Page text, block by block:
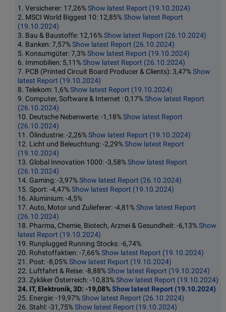
1. Versicherer: 17,26%Show latest Report (19.10.2024)
2. MSCI World Biggest 10: 12,85%Show latest Report
(19.10.2024)
3. Bau & Baustoffe: 12,16%Show latest Report (26.10.2024)
4. Banken: 7,57%Show latest Report (26.10.2024)
5. Konsumgüter: 7,3%Show latest Report (19.10.2024)
6. Immobilien: 5,11%Show latest Report (26.10.2024)
7. PCB (Printed Circuit Board Producer & Clients): 3,47%Show
latest Report (19.10.2024)
8. Telekom: 1,6%Show latest Report (19.10.2024)
9. Computer, Software & Internet : 0,17%Show latest Report
(26.10.2024)
10. Deutsche Nebenwerte: -1,18%Show latest Report
(26.10.2024)
11. Ölindustrie: -2,26%Show latest Report (19.10.2024)
12. Licht und Beleuchtung: -2,29%Show latest Report
(19.10.2024)
13. Global Innovation 1000: -3,58%Show latest Report
(26.10.2024)
14. Gaming: -3,97%Show latest Report (26.10.2024)
15. Sport: -4,47%Show latest Report (19.10.2024)
16. Aluminium: -4,5%
17. Auto, Motor und Zulieferer: -4,81%Show latest Report
(26.10.2024)
18. Pharma, Chemie, Biotech, Arznei & Gesundheit: -6,13%Show
latest Report (19.10.2024)
19. Runplugged Running Stocks: -6,74%
20. Rohstoffaktien: -7,66%Show latest Report (19.10.2024)
21. Post: -8,05%Show latest Report (19.10.2024)
22. Luftfahrt & Reise: -8,88%Show latest Report (19.10.2024)
23. Zykliker Österreich: -10,83%Show latest Report (19.10.2024)
24. IT, Elektronik, 3D: -19,08%Show latest Report (19.10.2024)
25. Energie: -19,97%Show latest Report (26.10.2024)
26. Stahl: -31,75%Show latest Report (19.10.2024)